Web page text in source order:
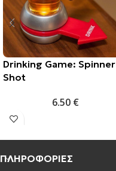
Drinking Game: Spinner
Shot
6.50 €
ΠΛΗΡΟΦΟΡΙΕΣ